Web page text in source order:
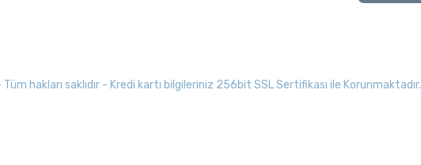
hakları saklıdır - Kredi kartı bilgileriniz 256bit SSL Sertifikası ile Korunmaktadır.